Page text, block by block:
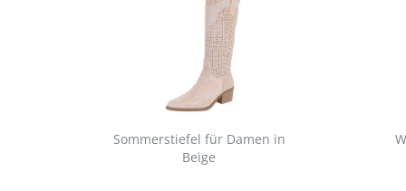
Sommerstiefel für Damen in
Beige